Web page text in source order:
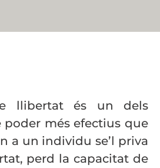
llibertat és un dels
més efectius que
a un individu se’l priva
perd la capacitat de